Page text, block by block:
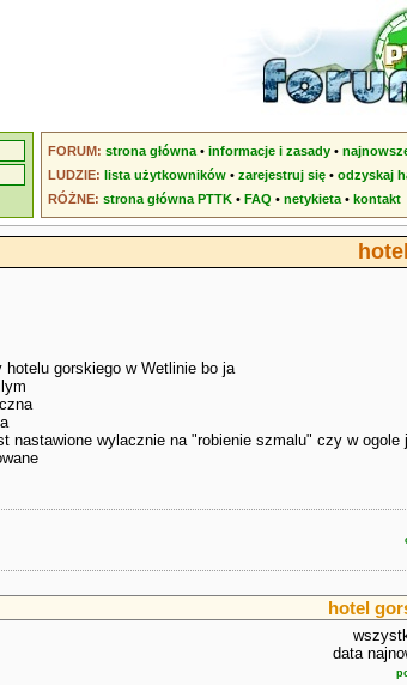
FORUM: strona główna • informacje i zasady •
LUDZIE: lista użytkowników • zarejestruj się • odzyskaj
RÓŻNE: strona główna PTTK • FAQ • netykieta • kontakt
gorskiego w Wetlinie bo ja
nastawione wylacznie na "robienie szmalu" czy w ogole
hotel
data